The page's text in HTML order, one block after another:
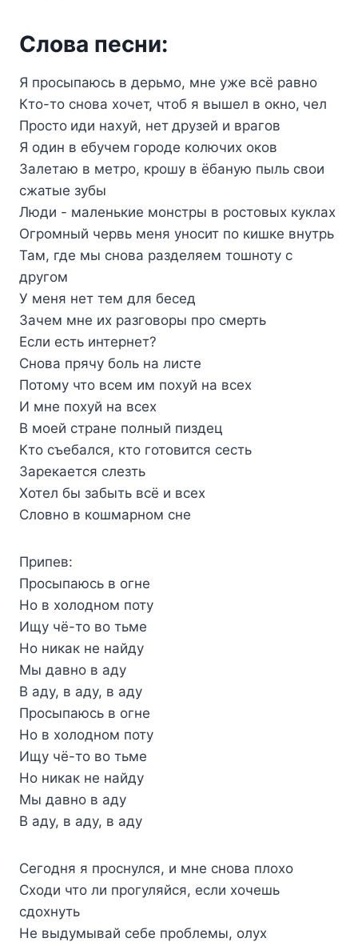
Слова песни:
Я просыпаюсь в дерьмо, мне уже всё равно
Кто-то снова хочет, чтоб я вышел в окно, чел
Просто иди нахуй, нет друзей и врагов
Я один в ебучем городе колючих оков
Залетаю в метро, крошу в ёбаную пыль свои
сжатые зубы
Люди - маленькие монстры в ростовых куклах
Огромный червь меня уносит по кишке внутрь
Там, где мы снова разделяем тошноту с
другом
У меня нет тем для бесед
Зачем мне их разговоры про смерть
Если есть интернет?
Снова прячу боль на листе
Потому что всем им похуй на всех
И мне похуй на всех
В моей стране полный пиздец
Кто съебался, кто готовится сесть
Зарекается слезть
Хотел бы забыть всё и всех
Словно в кошмарном сне
Припев:
Просыпаюсь в огне
Но в холодном поту
Ищу чё-то во тьме
Но никак не найду
Мы давно в аду
В аду, в аду, в аду
Просыпаюсь в огне
Но в холодном поту
Ищу чё-то во тьме
Но никак не найду
Мы давно в аду
В аду, в аду, в аду
Сегодня я проснулся, и мне снова плохо
Сходи что ли прогуляйся, если хочешь
сдохнуть
Не выдумывай себе проблемы, олух